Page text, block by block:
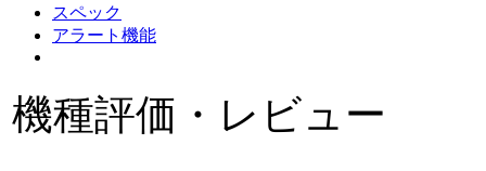
スペック
アラート機能
機種評価・レビュー